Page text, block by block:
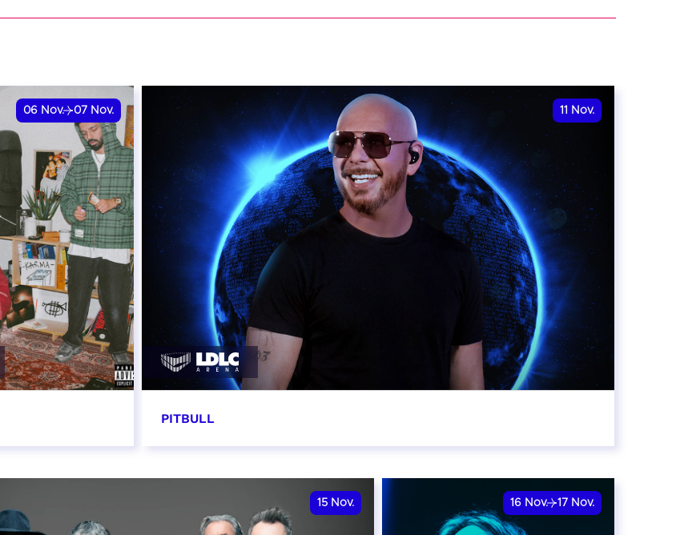
06 Nov. 07 Nov. 11 Nov.
PITBULL
15 Nov. 16 Nov. 17 Nov.